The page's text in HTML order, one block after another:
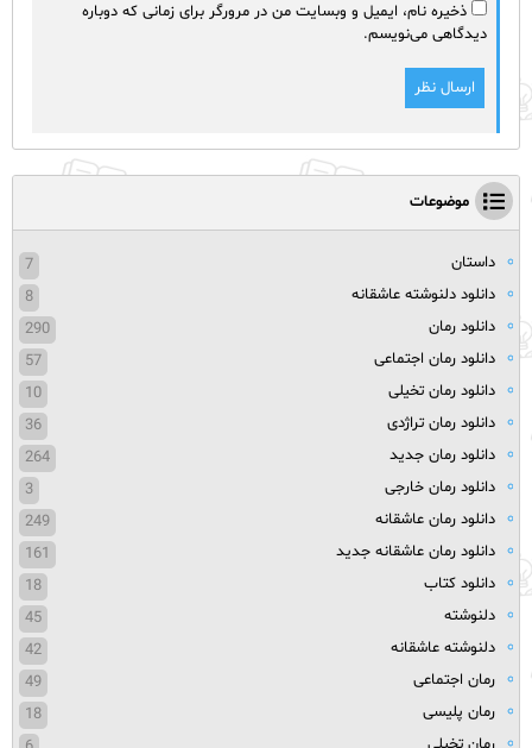
ذخیره نام، ایمیل و وبسایت من در مرورگر برای زمانی که دوباره
دیدگاهی می‌نویسم.
موضوعات
داستان
7
دانلود دلنوشته عاشقانه
8
دانلود رمان
290
دانلود رمان اجتماعی
57
دانلود رمان تخیلی
10
دانلود رمان تراژدی
36
دانلود رمان جدید
264
دانلود رمان خارجی
3
دانلود رمان عاشقانه
249
دانلود رمان عاشقانه جدید
161
دانلود کتاب
18
دلنوشته
45
دلنوشته عاشقانه
42
رمان اجتماعی
49
رمان پلیسی
18